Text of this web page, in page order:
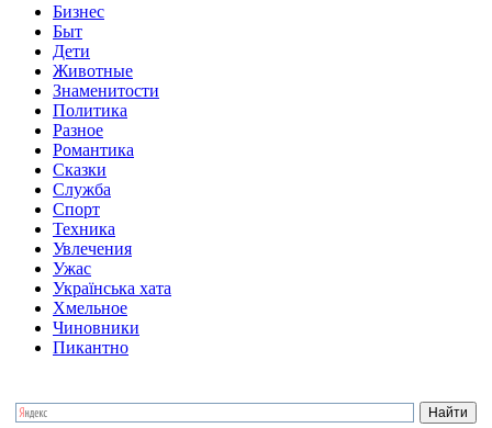
Бизнес
Быт
Дети
Животные
Знаменитости
Политика
Разное
Романтика
Сказки
Служба
Спорт
Техника
Увлечения
Ужас
Українська хата
Хмельное
Чиновники
Пикантно